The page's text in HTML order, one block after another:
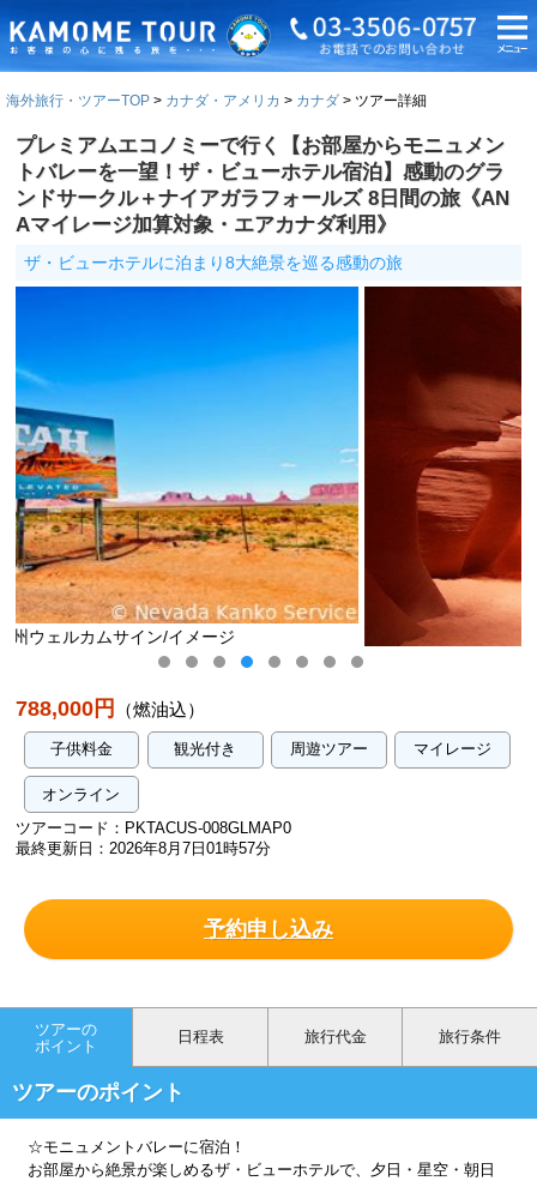
海外旅行・ツアーTOP カナダ・アメリカ カナダ ツアー詳細
プレミアムエコノミーで行く【お部屋からモニュメン
トバレーを一望！ザ・ビューホテル宿泊】感動のグラ
ンドサークル＋ナイアガラフォールズ 8日間の旅《AN
Aマイレージ加算対象・エアカナダ利用》
ザ・ビューホテルに泊まり8大絶景を巡る感動の旅
788,000円 （燃油込）
子供料金 観光付き 周遊ツアー マイレージ
オンライン
ツアーコード：PKTACUS-008GLMAP0
最終更新日：2026年8月7日01時57分
予約申し込み
ツアーの
ポイント
日程表 旅行代金 旅行条件
ツアーのポイント
☆モニュメントバレーに宿泊！
お部屋から絶景が楽しめるザ・ビューホテルで、夕日・星空・朝日